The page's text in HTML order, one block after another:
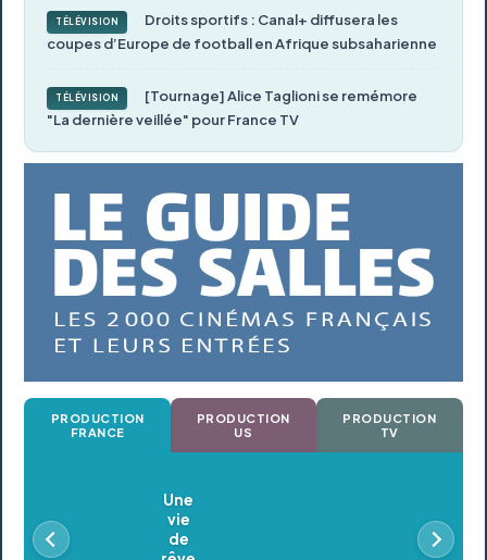
TÉLÉVISION
Droits sportifs : Canal+ diffusera les
coupes d’Europe de football en Afrique subsaharienne
TÉLÉVISION
[Tournage] Alice Taglioni se remémore
"La dernière veillée" pour France TV
PRODUCTION
FRANCE
PRODUCTION
US
PRODUCTION
TV
Oldeupe
En postproduction